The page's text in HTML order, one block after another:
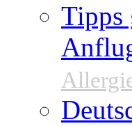
Tipps